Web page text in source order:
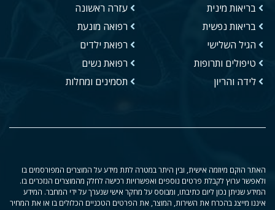
בריאות מינית
בריאות נפשית
הגיל השלישי
טיפולים ותרופות
לידה והריון
עזרה ראשונה
רפואה מונעת
רפואת ילדים
רפואת נשים
תסמינים ומחלות
האתר הוקם מיוזמה אישית, ובין היתר במטרה לתת מידע על המוצרים המפורסמים בו
ולאפשר ערוץ לקבלת פרטים נוספים ואפשרויות רכישה לחלק מהמוצרים הנזכרים בו.
המידע שניתן נכון ליום כתיבתו, ומבוסס על מחקר אישי שנערך על ידי המחבר. המידע
איננו מייצג בהכרח את השירות, המוצר, את הפרטים הטכניים הכלולים בו או את המחיר